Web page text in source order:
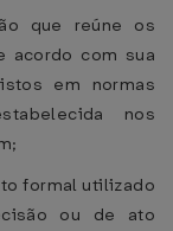
que reúne os
acordo com sua
em normas
nos
formal utilizado
ou de ato